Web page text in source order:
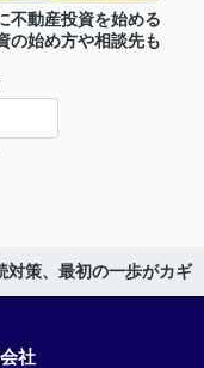
不動産投資を始める
の始め方や相談先も
対策、最初の一歩がカギ
社